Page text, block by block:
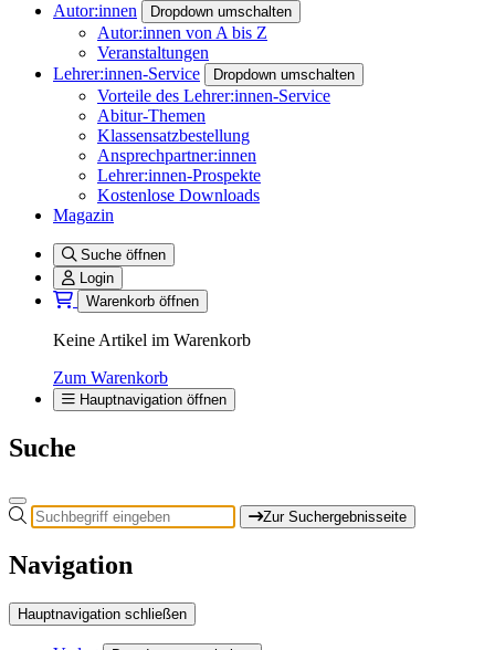
Autor:innen
Dropdown umschalten
Autor:innen von A bis Z
Veranstaltungen
Lehrer:innen-Service
Dropdown umschalten
Vorteile des Lehrer:innen-Service
Abitur-Themen
Klassensatzbestellung
Ansprechpartner:innen
Lehrer:innen-Prospekte
Kostenlose Downloads
Magazin
Suche öffnen
Login
Warenkorb öffnen
Keine Artikel im Warenkorb
Zum Warenkorb
Hauptnavigation öffnen
Suche
Zur Suchergebnisseite
Navigation
Hauptnavigation schließen